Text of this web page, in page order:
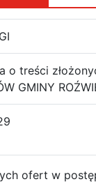
o treści
GMINY
ofert w